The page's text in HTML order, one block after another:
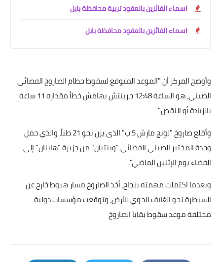
اسماء الفائزين بالعقود تربية محافظة بابل
اسماء الفائزين بالعقود محافظة بابل
وأوضح المركز أن "الموعد المتوقع لسقوط حطام الصاروخ الفضائي
الصيني، هو الساعة 12:48 جرينتش بهامش خطأ مقداره 11 ساعة
بالزيادة أو النقص"
وأقلع صاروخ "لونج مارش 5 ب" الذى يزن نحو 21 طناً، والذي حمل
وحدة المختبر الصيني الفضائي "وينتيان" من جزيرة "هاينان" إلى
الفضاء يوم الإثنين الماضي".
وبعدما اكتملت مهمته بنجاح، أخذ الصاروخ مسار هبوط خارج عن
السيطرة نحو الغلاف الجوي للأرض، وتوقعت مؤسسات دولية
مختلفة موعد سقوط بقايا الصاروخ